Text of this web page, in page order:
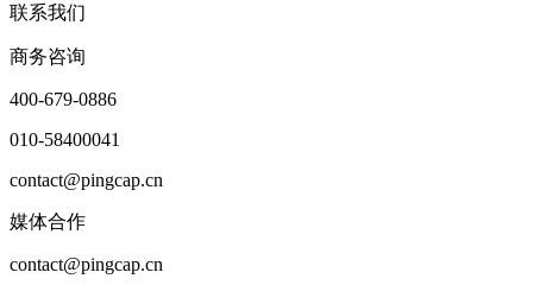
联系我们
商务咨询
400-679-0886
010-58400041
contact@pingcap.cn
媒体合作
contact@pingcap.cn